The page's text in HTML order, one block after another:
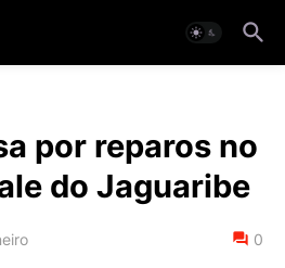
por reparos no
do Jaguaribe
0